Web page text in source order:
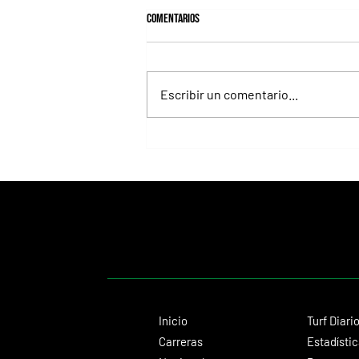
Comentarios
Escribir un comentario...
Inicio
Carreras
Turf